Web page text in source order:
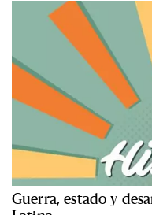
Guerra, estado y